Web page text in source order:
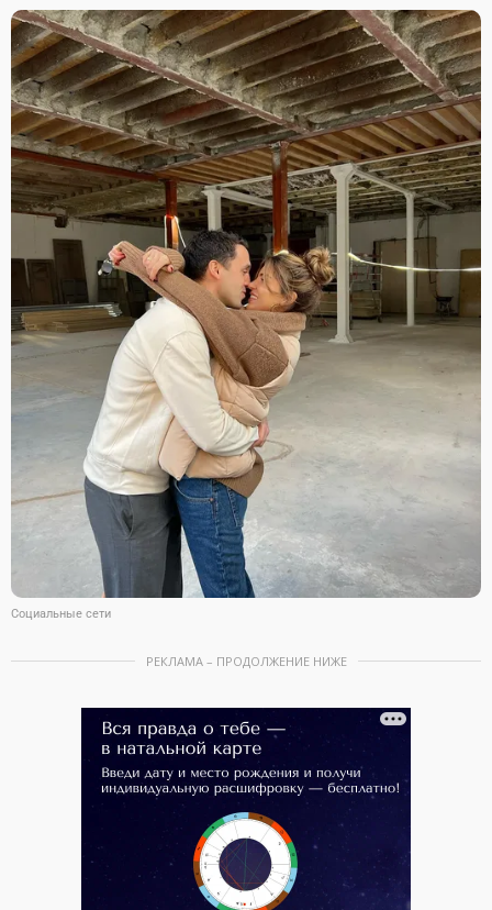
Социальные сети
РЕКЛАМА – ПРОДОЛЖЕНИЕ НИЖЕ